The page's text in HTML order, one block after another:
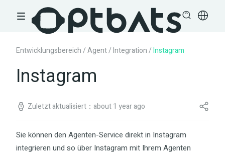
Entwicklungsbereich/Agent/Integration/Instagram
Instagram
Zuletzt aktualisiert：about 1 year ago
Sie können den Agenten-Service direkt in Instagram
integrieren und so über Instagram mit Ihrem Agenten